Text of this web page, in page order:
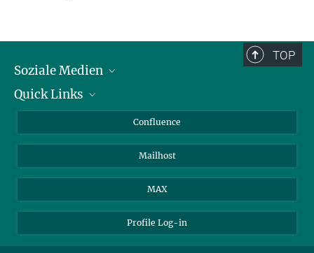
TOP
Soziale Medien
LinkedIn
Quick Links
Für Journalisten und Journalistinnen
Ihr Weg zu uns
Confluence
Mailhost
MAX
Profile Log-in